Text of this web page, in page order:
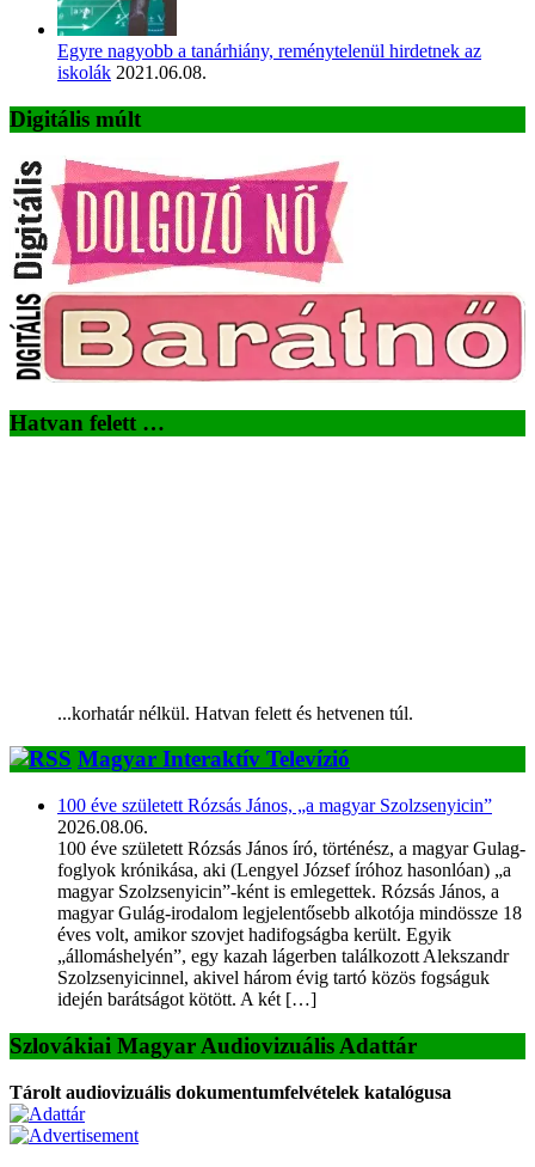
Egyre nagyobb a tanárhiány, reménytelenül hirdetnek az
iskolák 2021.06.08.
Digitális múlt
Hatvan felett …
...korhatár nélkül. Hatvan felett és hetvenen túl.
Magyar Interaktív Televízió
100 éve született Rózsás János, „a magyar Szolzsenyicin”
2026.08.06.
100 éve született Rózsás János író, történész, a magyar Gulag-
foglyok krónikása, aki (Lengyel József íróhoz hasonlóan) „a
magyar Szolzsenyicin”-ként is emlegettek. Rózsás János, a
magyar Gulág-irodalom legjelentősebb alkotója mindössze 18
éves volt, amikor szovjet hadifogságba került. Egyik
„állomáshelyén”, egy kazah lágerben találkozott Alekszandr
Szolzsenyicinnel, akivel három évig tartó közös fogságuk
idején barátságot kötött. A két […]
Szlovákiai Magyar Audiovizuális Adattár
Tárolt audiovizuális dokumentumfelvételek katalógusa